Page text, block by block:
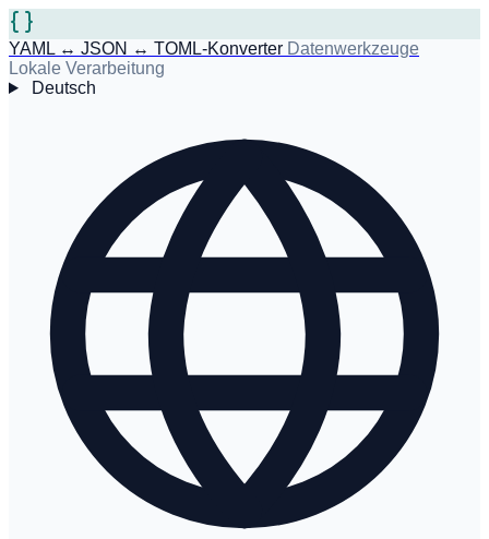
YAML ↔ JSON ↔ TOML-Konverter Datenwerkzeuge
Lokale Verarbeitung
Deutsch